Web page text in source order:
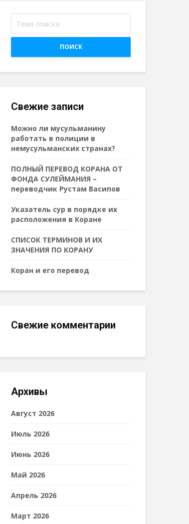
ПОИСК
Свежие записи
Можно ли мусульманину
работать в полиции в
немусульманских странах?
ПОЛНЫЙ ПЕРЕВОД КОРАНА ОТ
ФОНДА СУЛЕЙМАНИЯ –
переводчик Рустам Васипов
Указатель сур в порядке их
расположения в Коране
СПИСОК ТЕРМИНОВ И ИХ
ЗНАЧЕНИЯ ПО КОРАНУ
Коран и его перевод
Свежие комментарии
Архивы
Август 2026
Июль 2026
Июнь 2026
Май 2026
Апрель 2026
Март 2026